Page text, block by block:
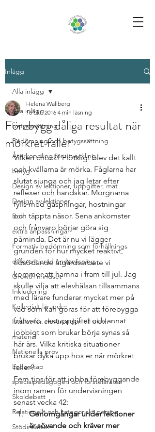
Inlägg
Alla inlägg
betygssättning
Bedömning och betygssättning
Återkoppling för utveckling
betyg
Design av lektioner, uppgifter, mat
Design av lektioner
Bok
extra anpassningar
Formativ bedömning som förhållnings
differentierad undervisning
Growth mindset
Inkludering
Kollegialt lärande
Istället för elevärenden till elevh
material
Nationella prov
Ledarskap
specialpedagogen och försteläraren
Skoldebatt
Relationellt och kategoriskt perspe
Stödinsatser
Alla inlägg
Förebygg dåliga resultat när
mörkret faller
Helena Wallberg
16 okt. 2016 4 min läsning
Vilken chock! Plötsligt blev det kallt
och kvällarna är mörka. Fåglarna har
slutat sjunga och jag letar efter
reflexer och handskar. Morgnarna
fylls med gäspningar, hostningar
och täppta näsor. Sena ankomster
och frånvaro börjar göra sig
påminda. Det är nu vi lägger
grunden för hur mycket reaktivt,
tidsödande åtgärdsarbete vi
kommer att hamna i fram till jul. Jag
skulle vilja att elevhälsan tillsammans
med lärare funderar mycket mer på
vad som kan göras för att förebygga
frånvaro, restuppgifter och annat
jobbigt som brukar börja synas så
här års. Vilka kritiska situationer
brukar dyka upp hos er när mörkret
faller?
Fem tips för att jobba förebyggande
inom ramen för undervisningen
senast vecka 42:
Genomgångar under lektioner
är sövande och kräver mer